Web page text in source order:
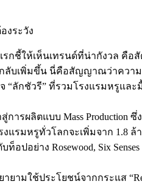
งระวัง
กชี้ให้เห็นเทรนด์ที่น่ากังวล คือ
บเพิ่มขึ้น นี่คือสัญญาณว่าความ
“ลักชัวรี” ที่รวมโรงแรมหรู
การผลิตแบบ Mass
รมหรูทั่วโลกจะเพิ่มจาก 1.8
ปอย่าง Rosewood, Six
ามใช้ประโยชน์จากกระแส